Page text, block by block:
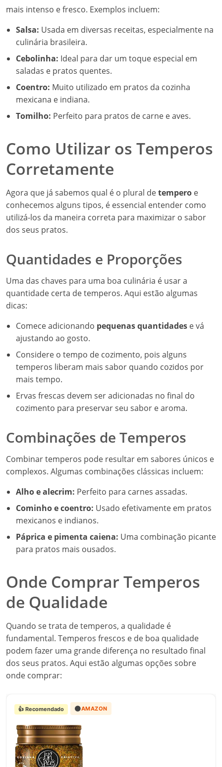
mais intenso e fresco. Exemplos incluem:
Salsa: Usada em diversas receitas, especialmente na
culinária brasileira.
Cebolinha: Ideal para dar um toque especial em
saladas e pratos quentes.
Coentro: Muito utilizado em pratos da cozinha
mexicana e indiana.
Tomilho: Perfeito para pratos de carne e aves.
Como Utilizar os Temperos
Corretamente
Agora que já sabemos qual é o plural detempero e
conhecemos alguns tipos, é essencial entender como
utilizá-los da maneira correta para maximizar o sabor
dos seus pratos.
Quantidades e Proporções
Uma das chaves para uma boa culinária é usar a
quantidade certa de temperos. Aqui estão algumas
dicas:
Comece adicionando pequenas quantidades e vá
ajustando ao gosto.
Considere o tempo de cozimento, pois alguns
temperos liberam mais sabor quando cozidos por
mais tempo.
Ervas frescas devem ser adicionadas no final do
cozimento para preservar seu sabor e aroma.
Combinações de Temperos
Combinar temperos pode resultar em sabores únicos e
complexos. Algumas combinações clássicas incluem:
Alho e alecrim: Perfeito para carnes assadas.
Cominho e coentro: Usado efetivamente em pratos
mexicanos e indianos.
Páprica e pimenta caiena: Uma combinação picante
para pratos mais ousados.
Onde Comprar Temperos
de Qualidade
Quando se trata de temperos, a qualidade é
fundamental. Temperos frescos e de boa qualidade
podem fazer uma grande diferença no resultado final
dos seus pratos. Aqui estão algumas opções sobre
onde comprar:
👍 Recomendado 🟠AMAZON